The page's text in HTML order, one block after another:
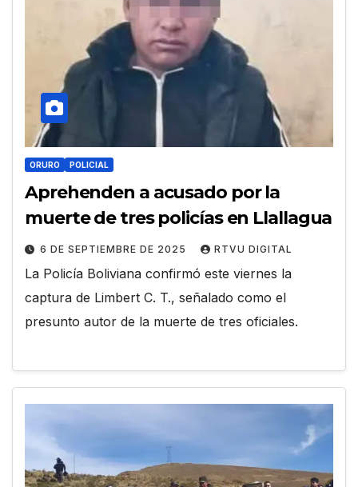
ORURO POLICIAL
Aprehenden a acusado por la
muerte de tres policías en Llallagua
6 DE SEPTIEMBRE DE 2025 RTVU DIGITAL
La Policía Boliviana confirmó este viernes la
captura de Limbert C. T., señalado como el
presunto autor de la muerte de tres oficiales.